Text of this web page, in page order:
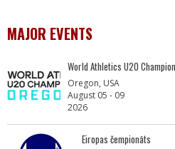
MAJOR EVENTS
World Athletics U20
Oregon, USA
August 05 - 09
2026
Eiropas čempionāts